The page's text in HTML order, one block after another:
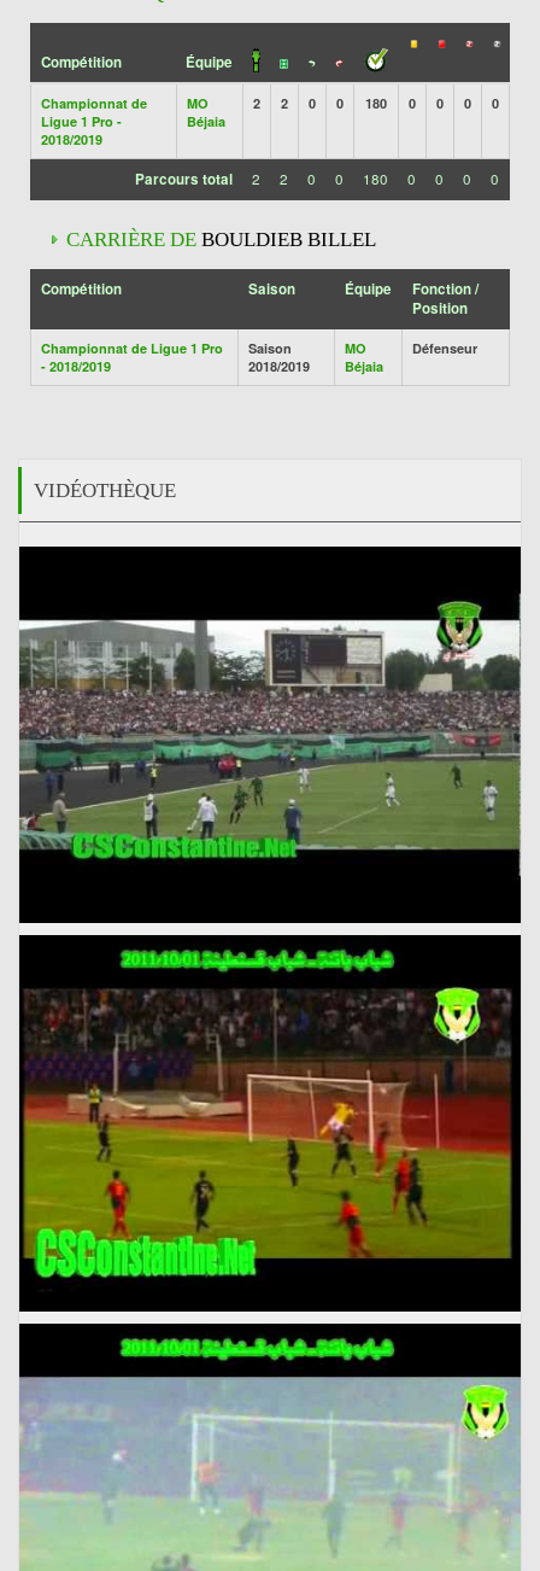
Compétition Équipe
Championnat de
Ligue 1 Pro -
2018/2019
MO
Béjaia
2 2 0 0 180 0 0 0 0
Parcours total 2 2 0 0 180 0 0 0 0
CARRIÈRE DE BOULDIEB BILLEL
Compétition Saison Équipe
Fonction /
Position
Championnat de Ligue 1 Pro
- 2018/2019
Saison
2018/2019
MO
Béjaia
Défenseur
VIDÉOTHÈQUE